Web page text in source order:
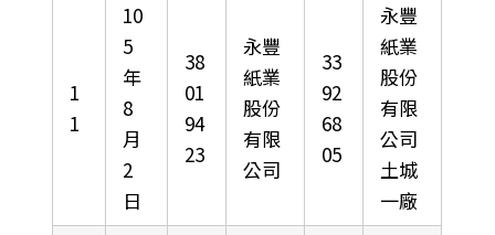
1
1
10
5
年
8
月
2
日
38
01
94
23
永豐
紙業
股份
有限
公司
33
92
68
05
永豐
紙業
股份
有限
公司
土城
一廠